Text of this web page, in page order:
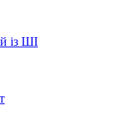
із ШІ